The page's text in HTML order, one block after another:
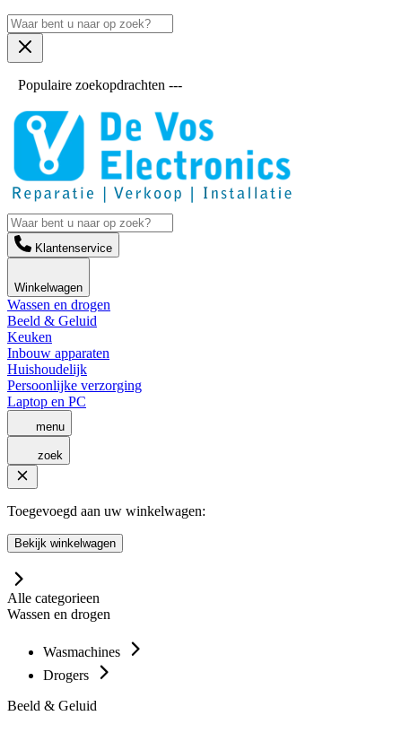
Populaire zoekopdrachten ---
Klantenservice
Winkelwagen
Wassen en drogen
Beeld & Geluid
Keuken
Inbouw apparaten
Huishoudelijk
Persoonlijke verzorging
Laptop en PC
menu
zoek
Toegevoegd aan uw winkelwagen:
Bekijk winkelwagen
Alle categorieen
Wassen en drogen
Wasmachines
Drogers
Beeld & Geluid